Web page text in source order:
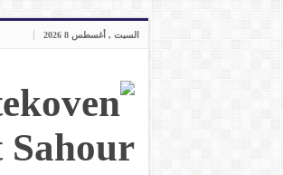
السبت , أغسطس 8 2026